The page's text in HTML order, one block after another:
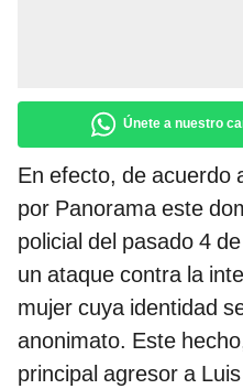
Únete a nuestro
En efecto, de acuerdo
por Panorama este
policial del pasado 4
un ataque contra la
mujer cuya identidad
anonimato. Este
principal agresor a